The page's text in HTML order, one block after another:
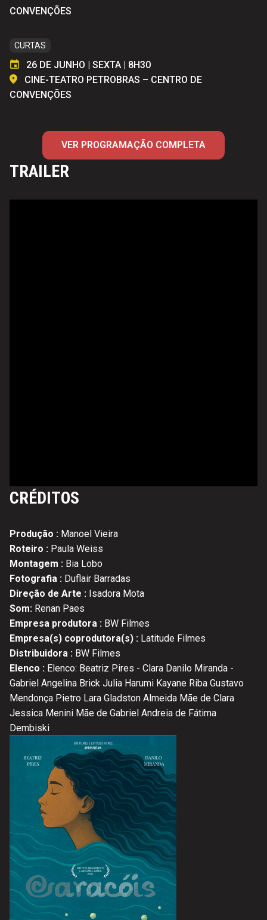
CONVENÇÕES
CURTAS
26 DE JUNHO | SEXTA | 8H30
CINE-TEATRO PETROBRAS – CENTRO DE
CONVENÇÕES
VER PROGRAMAÇÃO COMPLETA
TRAILER
CRÉDITOS
Produção : Manoel Vieira
Roteiro : Paula Weiss
Montagem : Bia Lobo
Fotografia : Duflair Barradas
Direção de Arte : Isadora Mota
Som: Renan Paes
Empresa produtora : BW Filmes
Empresa(s) coprodutora(s) : Latitude Filmes
Distribuidora : BW Filmes
Elenco : Elenco: Beatriz Pires - Clara Danilo Miranda -
Gabriel Angelina Brick Julia Harumi Kayane Riba Gustavo
Mendonça Pietro Lara Gladston Almeida Mãe de Clara
Jessica Menini Mãe de Gabriel Andreia de Fátima
Dembiski